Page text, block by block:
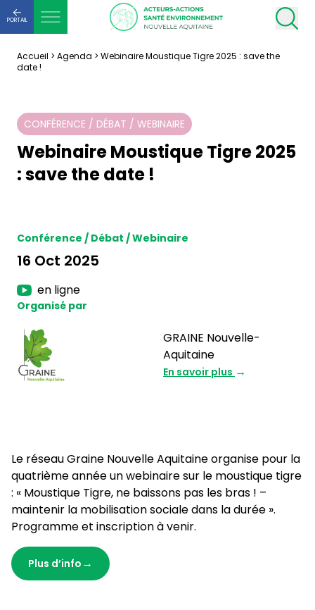
PORTAIL
Accueil > Agenda > Webinaire Moustique Tigre 2025 : save the
date !
CONFÉRENCE / DÉBAT / WEBINAIRE
Webinaire Moustique Tigre 2025
: save the date !
Conférence / Débat / Webinaire
16 Oct 2025
en ligne
Organisé par
GRAINE Nouvelle-
Aquitaine
En savoir plus
Le réseau Graine Nouvelle Aquitaine organise pour la
quatrième année un webinaire sur le moustique tigre
: « Moustique Tigre, ne baissons pas les bras ! –
maintenir la mobilisation sociale dans la durée ».
Programme et inscription à venir.
Plus d’info